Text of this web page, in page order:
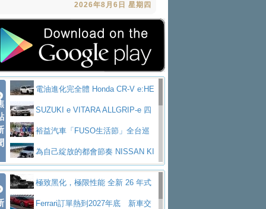
2026年8月6日 星期四
電油進化完全體 Honda CR-V e:HE
V PrestigeSUZUKI e VITARA ALLGRIP-e 四
驅精神的純電新詮釋
裕益汽車「FUSO生活節」全台巡
迴 結合生活體驗、交通安全與購車優惠
為自己綻放的都會節奏 NISSAN KI
CKS SAKURA為品味獨具層峰買家打造的頂級座
駕，MAZDA CX-90 33T AWD Premium Ca
極致黑化，極限性能 全新 26 年式
DEFENDER OCTA BLACK 限量登台
Ferrari訂單熱到2027年底 新車交